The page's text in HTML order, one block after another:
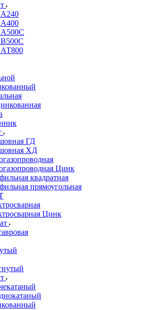
ГД
ХД
Цинк
квадратная
прямоугольная
Цинк